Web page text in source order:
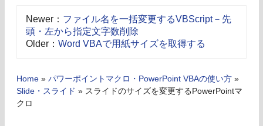
Newer： ファイル名を一括変更するVBScript－先
頭・左から指定文字数削除
Older： Word VBAで用紙サイズを取得する
Home » パワーポイントマクロ・PowerPoint VBAの使い方 »
Slide・スライド » スライドのサイズを変更するPowerPointマ
クロ